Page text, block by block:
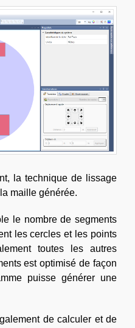
la technique de lissage
maille générée.
le nombre de segments
les cercles et les points
toutes les autres
est optimisé de façon
puisse générer une
de calculer et de